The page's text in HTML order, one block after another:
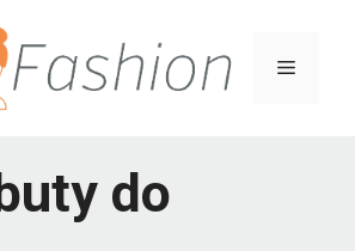
Menu
do